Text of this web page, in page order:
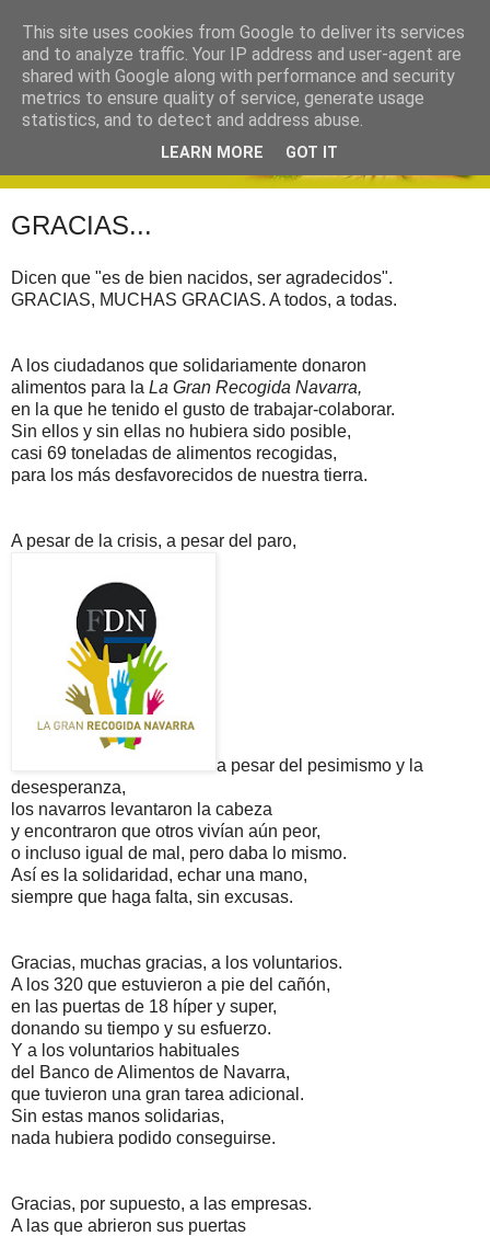
GRACIAS...
Dicen que "es de bien nacidos, ser agradecidos".
GRACIAS, MUCHAS GRACIAS. A todos, a todas.
A los ciudadanos que solidariamente donaron
alimentos para la La Gran Recogida Navarra,
en la que he tenido el gusto de trabajar-colaborar.
Sin ellos y sin ellas no hubiera sido posible,
casi 69 toneladas de alimentos recogidas,
para los más desfavorecidos de nuestra tierra.
A pesar de la crisis, a pesar del paro,
a pesar del pesimismo y la
desesperanza,
los navarros levantaron la cabeza
y encontraron que otros vivían aún peor,
o incluso igual de mal, pero daba lo mismo.
Así es la solidaridad, echar una mano,
siempre que haga falta, sin excusas.
Gracias, muchas gracias, a los voluntarios.
A los 320 que estuvieron a pie del cañón,
en las puertas de 18 híper y super,
donando su tiempo y su esfuerzo.
Y a los voluntarios habituales
del Banco de Alimentos de Navarra,
que tuvieron una gran tarea adicional.
Sin estas manos solidarias,
nada hubiera podido conseguirse.
Gracias, por supuesto, a las empresas.
A las que abrieron sus puertas
This site uses cookies from Google to deliver its services
and to analyze traffic. Your IP address and user-agent are
shared with Google along with performance and security
metrics to ensure quality of service, generate usage
statistics, and to detect and address abuse.
LEARN MORE GOT IT